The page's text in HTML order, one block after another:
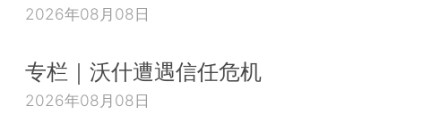
2026年08月08日
专栏｜沃什遭遇信任危机
2026年08月08日